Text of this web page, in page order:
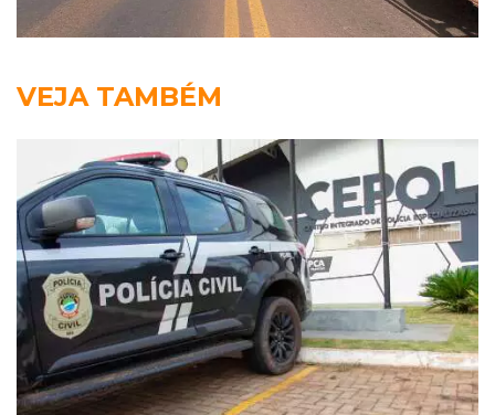
VEJA TAMBÉM